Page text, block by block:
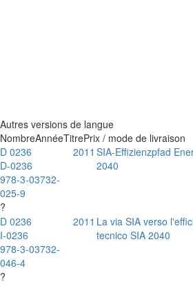
Autres versions de langue
NombreAnnéeTitrePrix / mode de livraison
D 0236
D-0236
978-3-03732-
025-9
?
2011 SIA-Effizienzpfad
2040
D 0236
I-0236
978-3-03732-
046-4
?
2011 La via SIA verso
tecnico SIA 2040